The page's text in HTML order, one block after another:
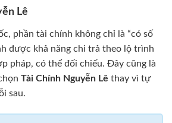
Lê
phần tài chính không chỉ là “có số
được khả năng chi trả theo lộ trình
pháp, có thể đối chiếu. Đây cũng là
Tài Chính Nguyễn Lê thay vì tự
sau.